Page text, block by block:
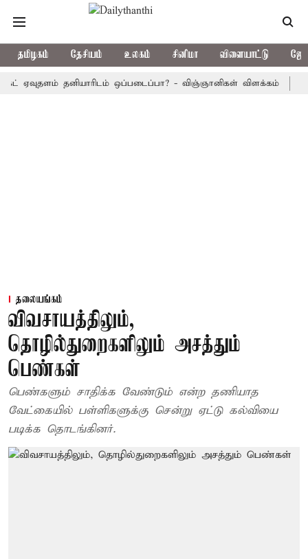
தமிழகம் தேசியம் உலகம் சினிமா விளையாட்டு
தனியாரிடம் ஒப்படைப்பா? - விஞ்ஞானிகள் விளக்கம் தமிழக
தலையங்கம்
விவசாயத்திலும்,
தொழில்துறைகளிலும் அசத்தும்
பெண்கள்
பெண்களும் சாதிக்க வேண்டும் என்ற தணியாத
வேட்கையில் பள்ளிகளுக்கு சென்று ஏட்டு கல்வியை
படிக்க தொடங்கினர்.